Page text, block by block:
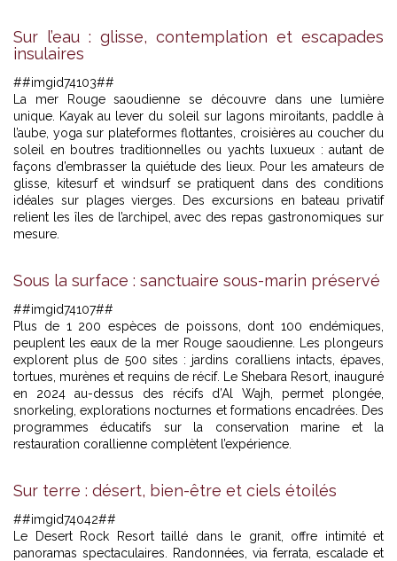
Sur l’eau : glisse, contemplation et escapades
insulaires
##imgid74103##
La mer Rouge saoudienne se découvre dans une lumière
unique. Kayak au lever du soleil sur lagons miroitants, paddle à
l’aube, yoga sur plateformes flottantes, croisières au coucher du
soleil en boutres traditionnelles ou yachts luxueux : autant de
façons d’embrasser la quiétude des lieux. Pour les amateurs de
glisse, kitesurf et windsurf se pratiquent dans des conditions
idéales sur plages vierges. Des excursions en bateau privatif
relient les îles de l’archipel, avec des repas gastronomiques sur
mesure.
Sous la surface : sanctuaire sous-marin préservé
##imgid74107##
Plus de 1 200 espèces de poissons, dont 100 endémiques,
peuplent les eaux de la mer Rouge saoudienne. Les plongeurs
explorent plus de 500 sites : jardins coralliens intacts, épaves,
tortues, murènes et requins de récif. Le Shebara Resort, inauguré
en 2024 au-dessus des récifs d’Al Wajh, permet plongée,
snorkeling, explorations nocturnes et formations encadrées. Des
programmes éducatifs sur la conservation marine et la
restauration corallienne complètent l’expérience.
Sur terre : désert, bien-être et ciels étoilés
##imgid74042##
Le Desert Rock Resort taillé dans le granit, offre intimité et
panoramas spectaculaires.
Randonnées, via ferrata, escalade et